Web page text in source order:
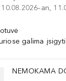
PRIDĖTI Į
galima įsigyti
NEMOKAMA